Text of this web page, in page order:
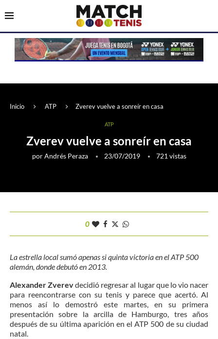
Inicio ATP Zverev vuelve a sonreír en casa
ATP
Zverev vuelve a sonreír en casa
porAndrés Peraza 23/07/2019 721 vistas
0
La estrella local sumó apenas si quinta victoria en el ATP 500
alemán, donde debutó en 2013.
Alexander Zverevdecidió regresar al lugar que lo vio nacer
para reencontrarse con su tenis y parece que acertó. Al
menos así lo demostró este martes, en su primera
presentación sobre la arcilla de Hamburgo, tres años
después de su última aparición en el ATP 500 de su ciudad
natal.